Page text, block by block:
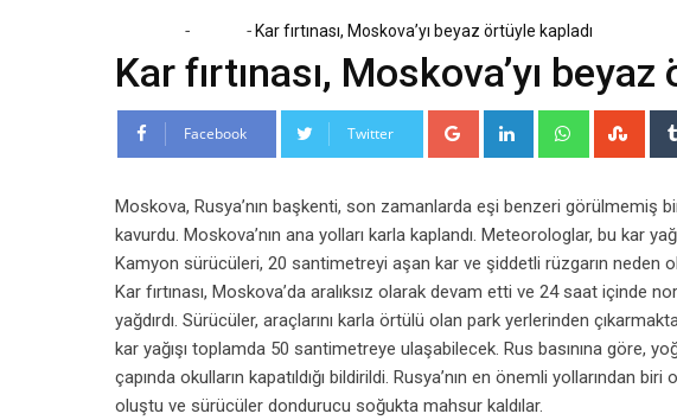
- - Kar fırtınası, Moskova’yı beyaz örtüyle kapladı
Kar fırtınası, Moskova’yı
Facebook Twitter Google+ LinkedIn Whatsapp
Moskova, Rusya’nın başkenti, son zamanlarda eşi benzeri görülmemiş
kavurdu. Moskova’nın ana yolları karla kaplandı. Meteorologlar, bu kar
Kamyon sürücüleri, 20 santimetreyi aşan kar ve şiddetli rüzgarın neden
Kar fırtınası, Moskova’da aralıksız olarak devam etti ve 24 saat içinde
yağdırdı. Sürücüler, araçlarını karla örtülü olan park yerlerinden
kar yağışı toplamda 50 santimetreye ulaşabilecek. Rus basınına göre,
çapında okulların kapatıldığı bildirildi. Rusya’nın en önemli yollarından
oluştu ve sürücüler dondurucu soğukta mahsur kaldılar.